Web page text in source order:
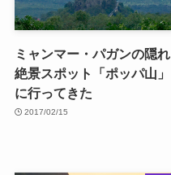
ミャンマー・パガンの隠れ
絶景スポット「ポッパ山」
に行ってきた
2017/02/15